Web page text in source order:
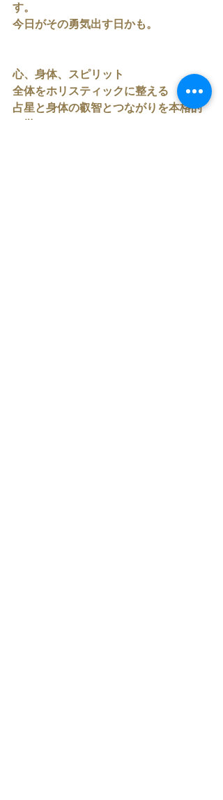
す。
今日がその勇気出す日かも。
心、身体、スピリット
全体をホリスティックに整える
占星と身体の叡智とつながりを本格的